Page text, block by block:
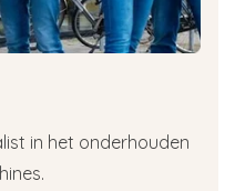
in het onderhouden